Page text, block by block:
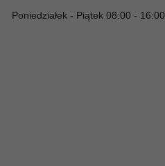
Poniedziałek - Piątek 08:00 - 16:00